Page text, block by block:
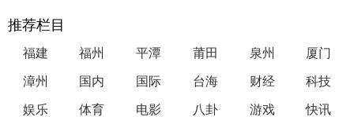
推荐栏目
福建 福州 平潭 莆田 泉州 厦门
漳州 国内 国际 台海 财经 科技
娱乐 体育 电影 八卦 游戏 快讯